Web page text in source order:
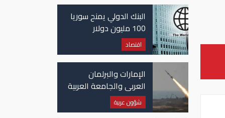
غزة
البنك الدولي يمنح سوريا
100 مليون دولار
اقتصاد
الإمارات والبرلمان
العربي والجامعة العربية
يدينون الهجوم الحوثي
على نجران بالسعودية
شؤون عربية